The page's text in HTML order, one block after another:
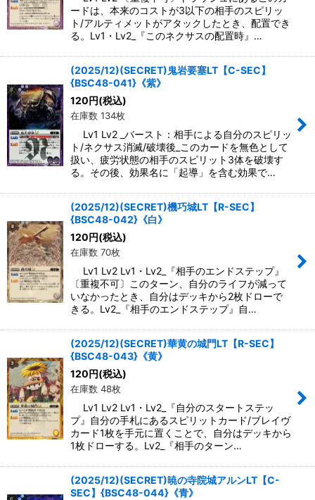
ードは、本来のコストが3以下の相手のスピリッ
ト/アルティメットがアタックしたとき、配置でき
る。Lv1・Lv2_『このネクサスの配置時』…
(2025/12)(SECRET)鬼岩要塞LT【C-SEC】
{BSC48-041}《紫》
120 円(税込)
在庫数 134枚
Lv1 Lv2 _バースト：相手による自分のスピリッ
ト/ネクサス消滅/破壊後_このカードを無色として
扱い、疲労状態の相手のスピリット3体を破壊す
る。その後、効果名に「起導」を含む効果で…
(2025/12)(SECRET)機巧城LT【R-SEC】
{BSC48-042}《白》
120 円(税込)
在庫数 70枚
Lv1 Lv2 Lv1・Lv2_『相手のエンドステップ』
〔重複不可〕このターン、自分のライフが減って
いなかったとき、自分はデッキから2枚ドローで
きる。Lv2_『相手のエンドステップ』自…
(2025/12)(SECRET)華黄の城門LT【R-SEC】
{BSC48-043}《黄》
120 円(税込)
在庫数 48枚
Lv1 Lv2 Lv1・Lv2_『自分のスタートステッ
プ』自分の手札にあるスピリットカード/ブレイヴ
カード1枚を手元に置くことで、自分はデッキから
1枚ドローする。Lv2_『相手のターン…
(2025/12)(SECRET)暁の寺院城アルンLT【C-
SEC】{BSC48-044}《青》